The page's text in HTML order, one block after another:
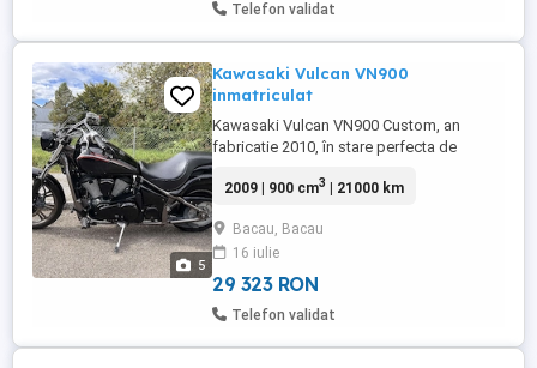
Telefon validat
5
Kawasaki Vulcan VN900
inmatriculat
Kawasaki Vulcan VN900 Custom, an
fabricatie 2010, în stare perfecta de
Km 21000 Se prezintă foarte bine estetic
Twin de 903 cm , răcire lichidă, injecție
electronică, cuplu excelent și funcționare
lină Cutie manuală ...
2009 | 900 cm3 | 21000 km
Bacau, Bacau
16 iulie
29 323 RON
Telefon validat